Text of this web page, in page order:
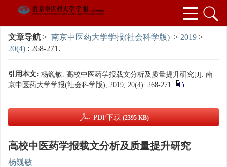
文章导航 > 南京中医药大学学报(社会科学版) > 2019 >
20(4) : 268-271.
引用本文: 杨巍敏. 高校中医药学报载文分析及质量提升研究[J]. 南
京中医药大学学报(社会科学版), 2019, 20(4): 268-271.
PDF下载 (2395 KB)
高校中医药学报载文分析及质量提升研究
杨巍敏